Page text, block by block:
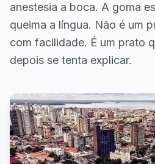
anestesia a boca. A goma
queima a língua. Não é um
com facilidade. É um prato
depois se tenta explicar.